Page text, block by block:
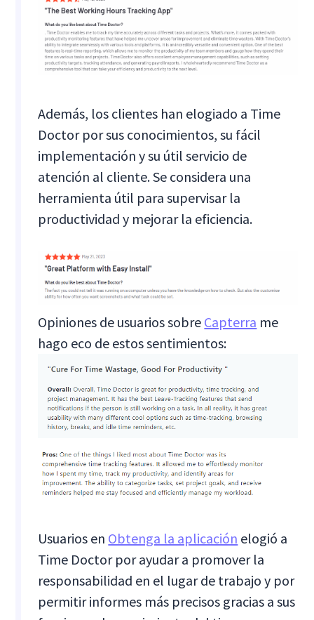
Además, los clientes han elogiado a Time
Doctor por sus conocimientos, su fácil
implementación y su útil servicio de
atención al cliente. Se considera una
herramienta útil para supervisar la
productividad y mejorar la eficiencia.
Opiniones de usuarios sobre Capterra me
hago eco de estos sentimientos:
Usuarios en Obtenga la aplicación elogió a
Time Doctor por ayudar a promover la
responsabilidad en el lugar de trabajo y por
permitir informes más precisos gracias a sus